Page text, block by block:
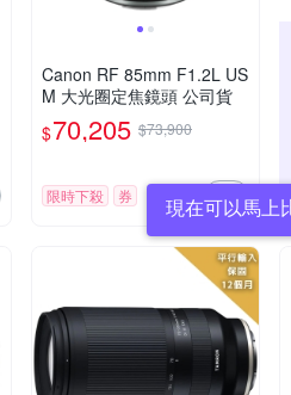
Canon RF 85mm F1.2L US
M 大光圈定焦鏡頭 公司貨
$70,205 $73,900
限時下殺 券 現在可以馬上